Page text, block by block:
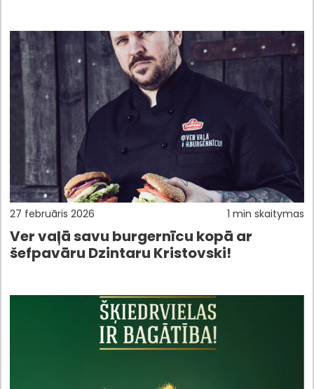
27 februāris 2026 1 min skaitymas
Ver vaļā savu burgernīcu kopā ar
šefpavāru Dzintaru Kristovski!